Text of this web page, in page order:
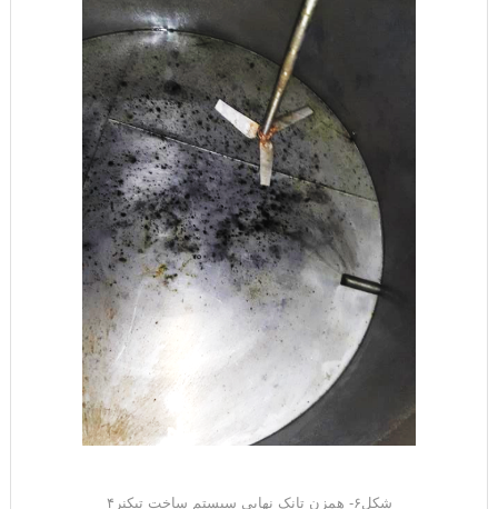
شکل۶- همزن تانک نهایی سیستم ساخت تیکنر۴